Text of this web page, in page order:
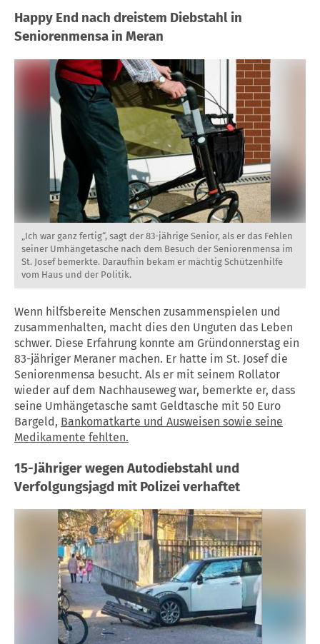
Happy End nach dreistem Diebstahl in
Seniorenmensa in Meran
„Ich war ganz fertig“, sagt der 83-jährige Senior, als er das Fehlen
seiner Umhängetasche nach dem Besuch der Seniorenmensa im
St. Josef bemerkte. Daraufhin bekam er mächtig Schützenhilfe
vom Haus und der Politik.
Wenn hilfsbereite Menschen zusammenspielen und
zusammenhalten, macht dies den Unguten das Leben
schwer. Diese Erfahrung konnte am Gründonnerstag ein
83-jähriger Meraner machen. Er hatte im St. Josef die
Seniorenmensa besucht. Als er mit seinem Rollator
wieder auf dem Nachhauseweg war, bemerkte er, dass
seine Umhängetasche samt Geldtasche mit 50 Euro
Bargeld, Bankomatkarte und Ausweisen sowie seine
Medikamente fehlten.
15-Jähriger wegen Autodiebstahl und
Verfolgungsjagd mit Polizei verhaftet